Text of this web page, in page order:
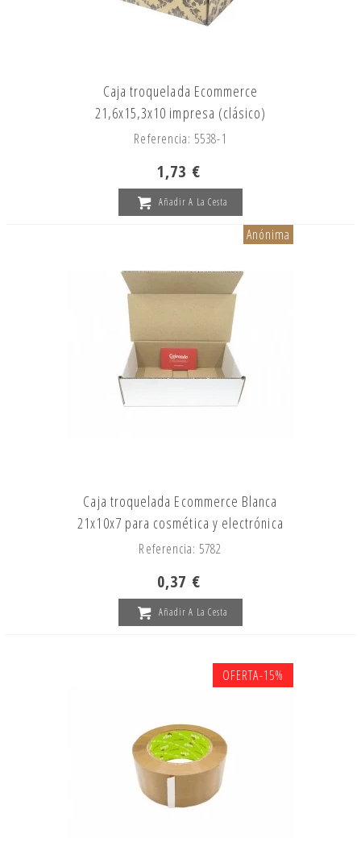
Caja troquelada Ecommerce
21,6x15,3x10 impresa (clásico)
Referencia: 5538-1
1,73 €
Añadir A La Cesta
Anónima
Caja troquelada Ecommerce Blanca
21x10x7 para cosmética y electrónica
Referencia: 5782
0,37 €
Añadir A La Cesta
OFERTA-15%